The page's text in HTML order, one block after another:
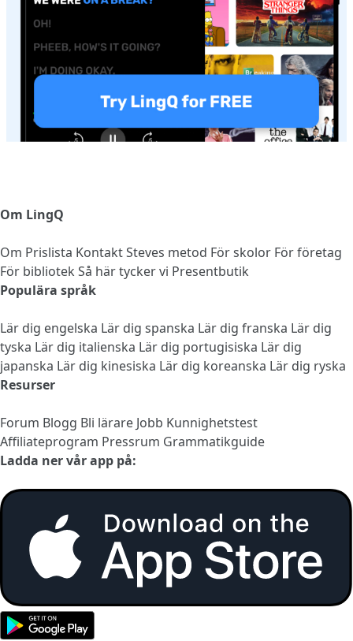
Om LingQ
Om Prislista KontaktSteves metod För skolor För företag
För bibliotek Så här tycker vi Presentbutik
Populära språk
Lär dig engelska Lär dig spanska Lär dig franska Lär dig
tyska Lär dig italienska Lär dig portugisiska Lär dig
japanska Lär dig kinesiska Lär dig koreanska Lär dig ryska
Resurser
Forum Blogg Bli lärare Jobb Kunnighetstest
Affiliateprogram Pressrum Grammatikguide
Ladda ner vår app på: